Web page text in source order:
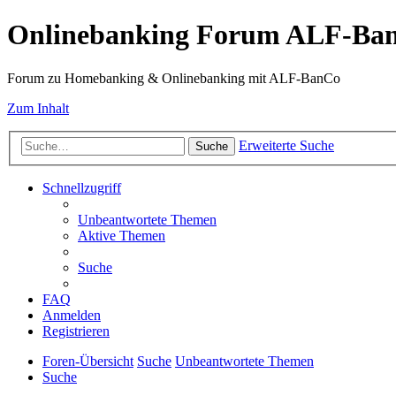
Onlinebanking Forum ALF-
Forum zu Homebanking & Onlinebanking mit ALF-BanCo
Zum Inhalt
Suche Erweiterte Suche
Schnellzugriff
Unbeantwortete Themen
Aktive Themen
Suche
FAQ
Anmelden
Registrieren
Foren-Übersicht Suche Unbeantwortete Themen
Suche